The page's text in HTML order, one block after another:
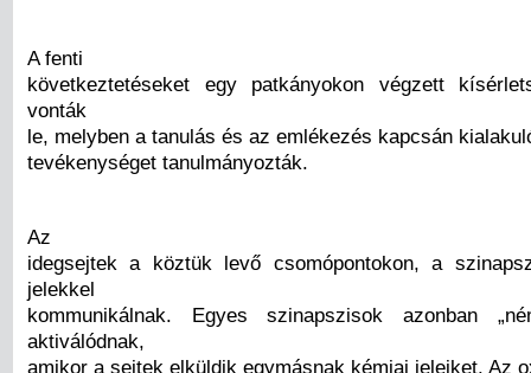
A fenti
következtetéseket egy patkányokon végzett
vonták
le, melyben a tanulás és az emlékezés kapcsán
tevékenységet tanulmányozták.
Az
idegsejtek a köztük levő csomópontokon, a
jelekkel
kommunikálnak. Egyes szinapszisok azonban
aktiválódnak,
amikor a sejtek elküldik egymásnak kémiai jeleiket. Az